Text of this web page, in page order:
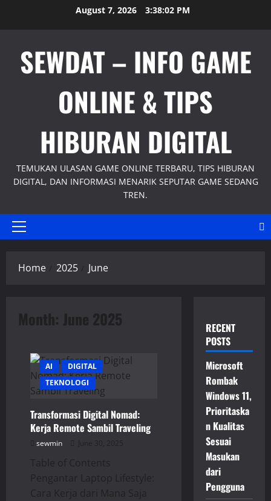
August 7, 2026 3:38:03 PM
SEWDAT – INFO GAME
ONLINE & TIPS
HIBURAN DIGITAL
TEMUKAN ULASAN GAME ONLINE TERBARU, TIPS HIBURAN
DIGITAL, DAN INFORMASI MENARIK SEPUTAR GAME SEDANG
TREN.
Primary
Home 2025 June
Month: June 2025
AI
DIGITAL
TEKNOLOGI
Transformasi Digital Nomad:
Kerja Remote Sambil Traveling
sewmin June 30, 2025
Table of Contents
Pengantar Laptop Lifestyle:
Cara Kerja dari Mana Saja
RECENT
POSTS
Microsoft
Rombak
Windows 11,
Prioritaska
n Kualitas
Sesuai
Masukan
dari
Pengguna